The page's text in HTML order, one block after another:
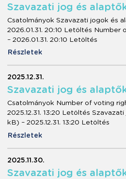
Szavazati jog és
Csatolmányok Szavazati jogok és
2026.01.31. 20:10 Letöltés Number
– 2026.01.31. 20:10 Letöltés
Részletek
2025.12.31.
Szavazati jog és
Csatolmányok Number of voting
2025.12.31. 13:20 Letöltés
kB) – 2025.12.31. 13:20 Letöltés
Részletek
2025.11.30.
Szavazati jog és